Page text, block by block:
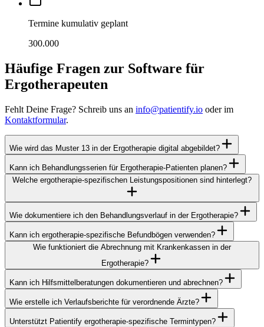
Termine kumulativ geplant
300.000
Häufige Fragen zur Software für
Ergotherapeuten
Fehlt Deine Frage? Schreib uns an info@patientify.io oder im
Kontaktformular.
Wie wird das Muster 13 in der Ergotherapie digital abgebildet?
Kann ich Behandlungsserien für Ergotherapie-Patienten planen?
Welche ergotherapie-spezifischen Leistungspositionen sind hinterlegt?
Wie dokumentiere ich den Behandlungsverlauf in der Ergotherapie?
Kann ich ergotherapie-spezifische Befundbögen verwenden?
Wie funktioniert die Abrechnung mit Krankenkassen in der
Ergotherapie?
Kann ich Hilfsmittelberatungen dokumentieren und abrechnen?
Wie erstelle ich Verlaufsberichte für verordnende Ärzte?
Unterstützt Patientify ergotherapie-spezifische Termintypen?